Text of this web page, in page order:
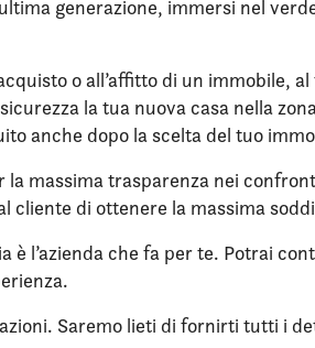
generazione, immersi nel
o all’affitto di un immobile,
la tua nuova casa nella
anche dopo la scelta del tuo
massima trasparenza nei
cliente di ottenere la massima
l’azienda che fa per te. Potrai
Saremo lieti di fornirti tutti i